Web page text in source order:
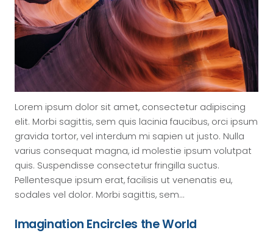
Lorem ipsum dolor sit amet, consectetur adipiscing
elit. Morbi sagittis, sem quis lacinia faucibus, orci ipsum
gravida tortor, vel interdum mi sapien ut justo. Nulla
varius consequat magna, id molestie ipsum volutpat
quis. Suspendisse consectetur fringilla suctus.
Pellentesque ipsum erat, facilisis ut venenatis eu,
sodales vel dolor. Morbi sagittis, sem…
Imagination Encircles the World